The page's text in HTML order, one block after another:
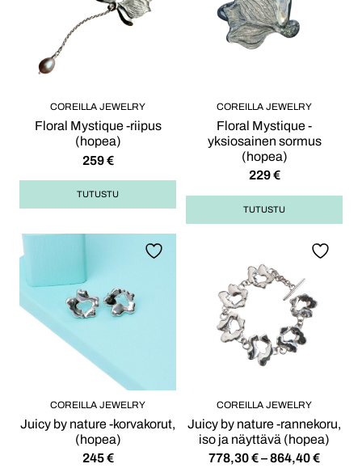
COREILLA JEWELRY
Floral Mystique -riipus
(hopea)
259€
TUTUSTU
COREILLA JEWELRY
Floral Mystique -
yksiosainen sormus
(hopea)
229€
TUTUSTU
COREILLA JEWELRY
Juicy by nature -korvakorut,
(hopea)
245€
COREILLA JEWELRY
Juicy by nature -rannekoru,
iso ja näyttävä (hopea)
778,30€–864,40€